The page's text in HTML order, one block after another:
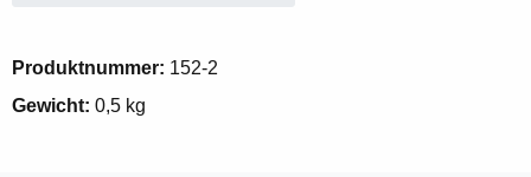
Produktnummer: 152-2
Gewicht: 0,5 kg